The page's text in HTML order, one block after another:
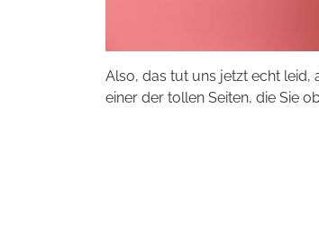
Also, das tut uns jetzt echt leid,
einer der tollen Seiten, die Sie